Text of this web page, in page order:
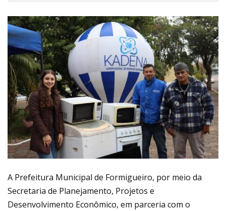
A Prefeitura Municipal de Formigueiro, por meio da
Secretaria de Planejamento, Projetos e
Desenvolvimento Econômico, em parceria com o